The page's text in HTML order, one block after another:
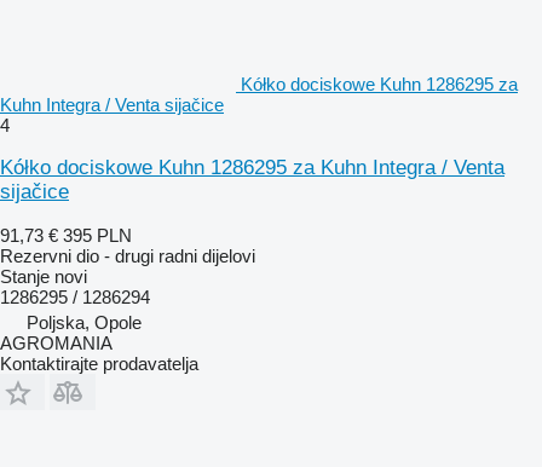
Kółko dociskowe Kuhn 1286295 za
Kuhn Integra / Venta sijačice
4
Kółko dociskowe Kuhn 1286295 za Kuhn Integra / Venta
sijačice
91,73 € 395 PLN
Rezervni dio - drugi radni dijelovi
Stanje novi
1286295 / 1286294
Poljska, Opole
AGROMANIA
Kontaktirajte prodavatelja